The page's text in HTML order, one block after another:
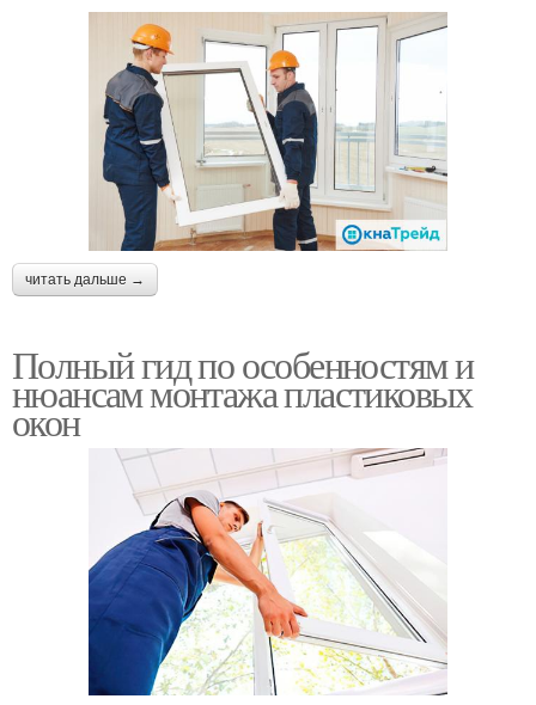
читать дальше →
Полный гид по особенностям и
нюансам монтажа пластиковых
окон